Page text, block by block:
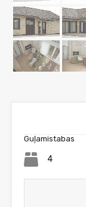
Guļamistabas
4